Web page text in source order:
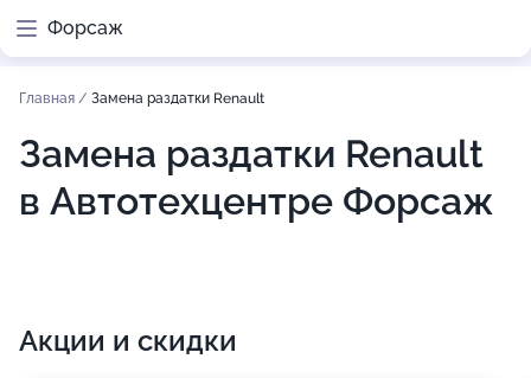
Форсаж
Главная / Замена раздатки Renault
Замена раздатки Renault
в Автотехцентре Форсаж
Акции и скидки